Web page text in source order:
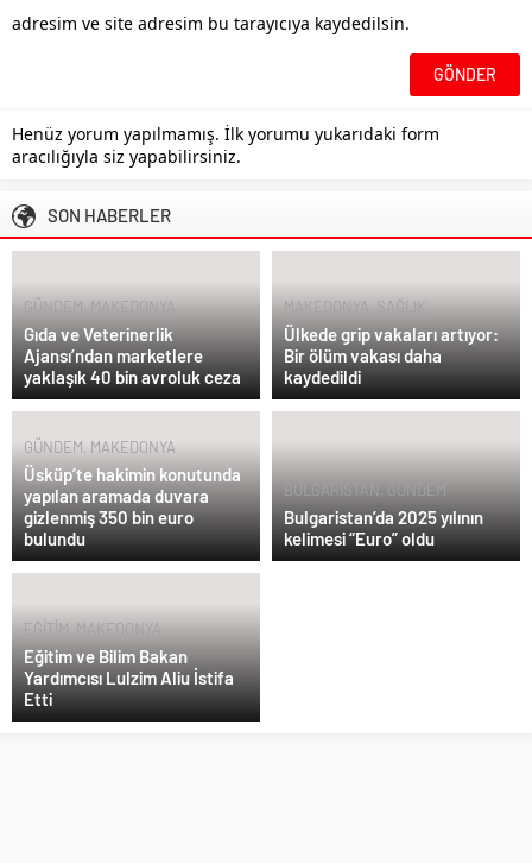
adresim ve site adresim bu tarayıcıya kaydedilsin.
Henüz yorum yapılmamış. İlk yorumu yukarıdaki form
aracılığıyla siz yapabilirsiniz.
SON HABERLER
GÜNDEM, MAKEDONYA
Gıda ve Veterinerlik
Ajansı’ndan marketlere
yaklaşık 40 bin avroluk ceza
MAKEDONYA, SAĞLIK
Ülkede grip vakaları artıyor:
Bir ölüm vakası daha
kaydedildi
GÜNDEM, MAKEDONYA
Üsküp’te hakimin konutunda
yapılan aramada duvara
gizlenmiş 350 bin euro
bulundu
BULGARİSTAN GÜNDEM
Bulgaristan’da 2025 yılının
kelimesi “Euro” oldu
EĞİTİM, MAKEDONYA
Eğitim ve Bilim Bakan
Yardımcısı Lulzim Aliu İstifa
Etti